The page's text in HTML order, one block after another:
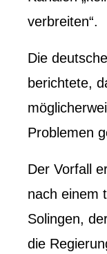
verbreiten“.
Die
berichtete,
Problemen
Der Vorfall
nach einem
Solingen,
die